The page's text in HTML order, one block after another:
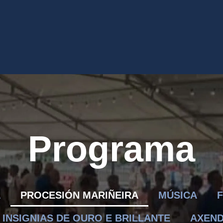
Programa
PROCESIÓN MARIÑEIRA MÚSICA
INSIGNIAS DE OURO E BRILLANTE